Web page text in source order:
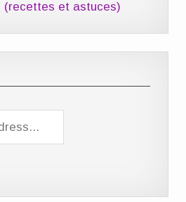
(recettes et astuces)